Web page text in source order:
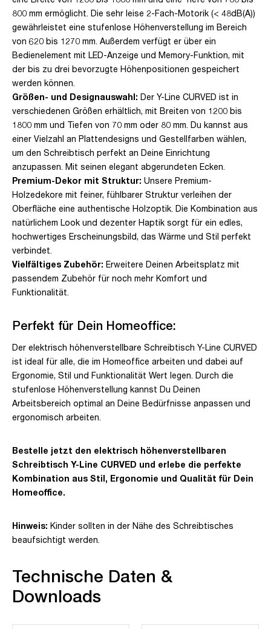
800 mm ermöglicht. Die sehr leise 2-Fach-Motorik (< 48dB(A))
gewährleistet eine stufenlose Höhenverstellung im Bereich
von 620 bis 1270 mm. Außerdem verfügt er über ein
Bedienelement mit LED-Anzeige und Memory-Funktion, mit
der bis zu drei bevorzugte Höhenpositionen gespeichert
werden können.
Größen- und Designauswahl: Der Y-Line CURVED ist in
verschiedenen Größen erhältlich, mit Breiten von 1200 bis
1800 mm und Tiefen von 70 mm oder 80 mm. Du kannst aus
einer Vielzahl an Plattendesigns und Gestellfarben wählen,
um den Schreibtisch perfekt an Deine Einrichtung
anzupassen. Mit seinen elegant abgerundeten Ecken.
Premium-Dekor mit Struktur: Unsere Premium-
Holzedekore mit feiner, fühlbarer Struktur verleihen der
Oberfläche eine authentische Holzoptik. Die Kombination aus
natürlichem Look und dezenter Haptik sorgt für ein edles,
hochwertiges Erscheinungsbild, das Wärme und Stil perfekt
verbindet.
Vielfältiges Zubehör: Erweitere Deinen Arbeitsplatz mit
passendem Zubehör für noch mehr Komfort und
Funktionalität.
Perfekt für Dein Homeoffice:
Der elektrisch höhenverstellbare Schreibtisch Y-Line CURVED
ist ideal für alle, die im Homeoffice arbeiten und dabei auf
Ergonomie, Stil und Funktionalität Wert legen. Durch die
stufenlose Höhenverstellung kannst Du Deinen
Arbeitsbereich optimal an Deine Bedürfnisse anpassen und
ergonomisch arbeiten.
Bestelle jetzt den elektrisch höhenverstellbaren
Schreibtisch Y-Line CURVED und erlebe die perfekte
Kombination aus Stil, Ergonomie und Qualität für Dein
Homeoffice.
Hinweis: Kinder sollten in der Nähe des Schreibtisches
beaufsichtigt werden.
Technische Daten &
Downloads